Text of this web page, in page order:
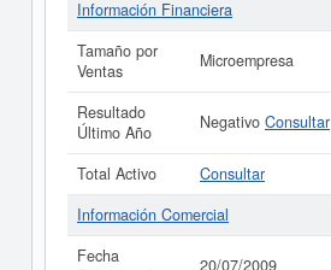
Información Financiera
Tamaño por
Ventas
Microempresa
Resultado
Último Año
Negativo Consultar
Total Activo
Consultar
Información Comercial
Fecha
20/07/2009